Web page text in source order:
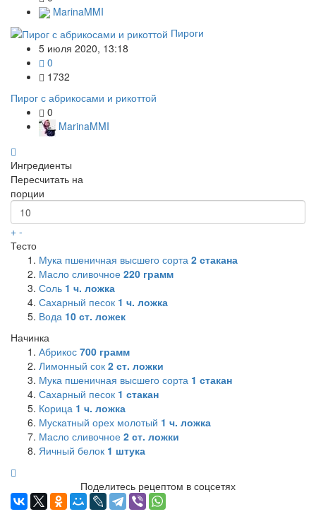
MarinaMMI
Пироги
5 июля 2020, 13:18
0
1732
Пирог с абрикосами и рикоттой
0
MarinaMMI
Ингредиенты
Пересчитать на
порции
+ -
Тесто
Мука пшеничная высшего сорта 2 стакана
Масло сливочное 220 грамм
Соль 1 ч. ложка
Сахарный песок 1 ч. ложка
Вода 10 ст. ложек
Начинка
Абрикос 700 грамм
Лимонный сок 2 ст. ложки
Мука пшеничная высшего сорта 1 стакан
Сахарный песок 1 стакан
Корица 1 ч. ложка
Мускатный орех молотый 1 ч. ложка
Масло сливочное 2 ст. ложки
Яичный белок 1 штука
Поделитесь рецептом в соцсетях